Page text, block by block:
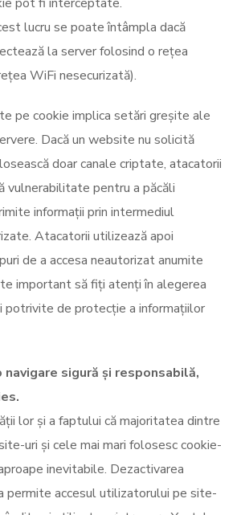
lucru se poate întâmpla dacă
la server folosind o rețea
WiFi nesecurizată).
pe cookie implica setări greșite ale
Dacă un website nu solicită
doar canale criptate, atacatorii
vulnerabilitate pentru a păcăli
informații prin intermediul
Atacatorii utilizează apoi
de a accesa neautorizat anumite
important să fiți atenți în alegerea
potrivite de protecție a informațiilor
sigură și responsabilă,
lor și a faptului că majoritatea dintre
uri și cele mai mari folosesc cookie-
inevitabile. Dezactivarea
permite accesul utilizatorului pe site-